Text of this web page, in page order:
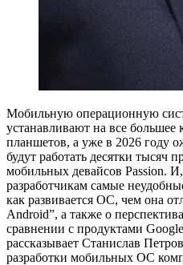
Мобильную операционную
устанавливают на все большее
планшетов, а уже в 2026 году
будут работать десятки тысяч
мобильных девайсов Passion. И,
разработчикам самые
как развивается ОС, чем она
Android”, а также о
сравнении с продуктами
рассказывает Станислав
разработки мобильных ОС